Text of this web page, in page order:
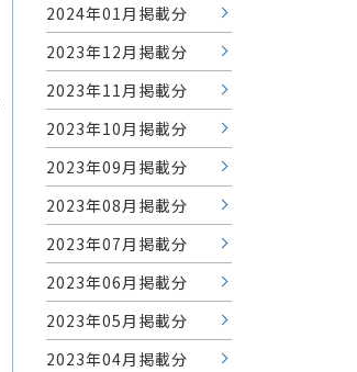
2024年01月掲載分
2023年12月掲載分
2023年11月掲載分
2023年10月掲載分
2023年09月掲載分
2023年08月掲載分
2023年07月掲載分
2023年06月掲載分
2023年05月掲載分
2023年04月掲載分